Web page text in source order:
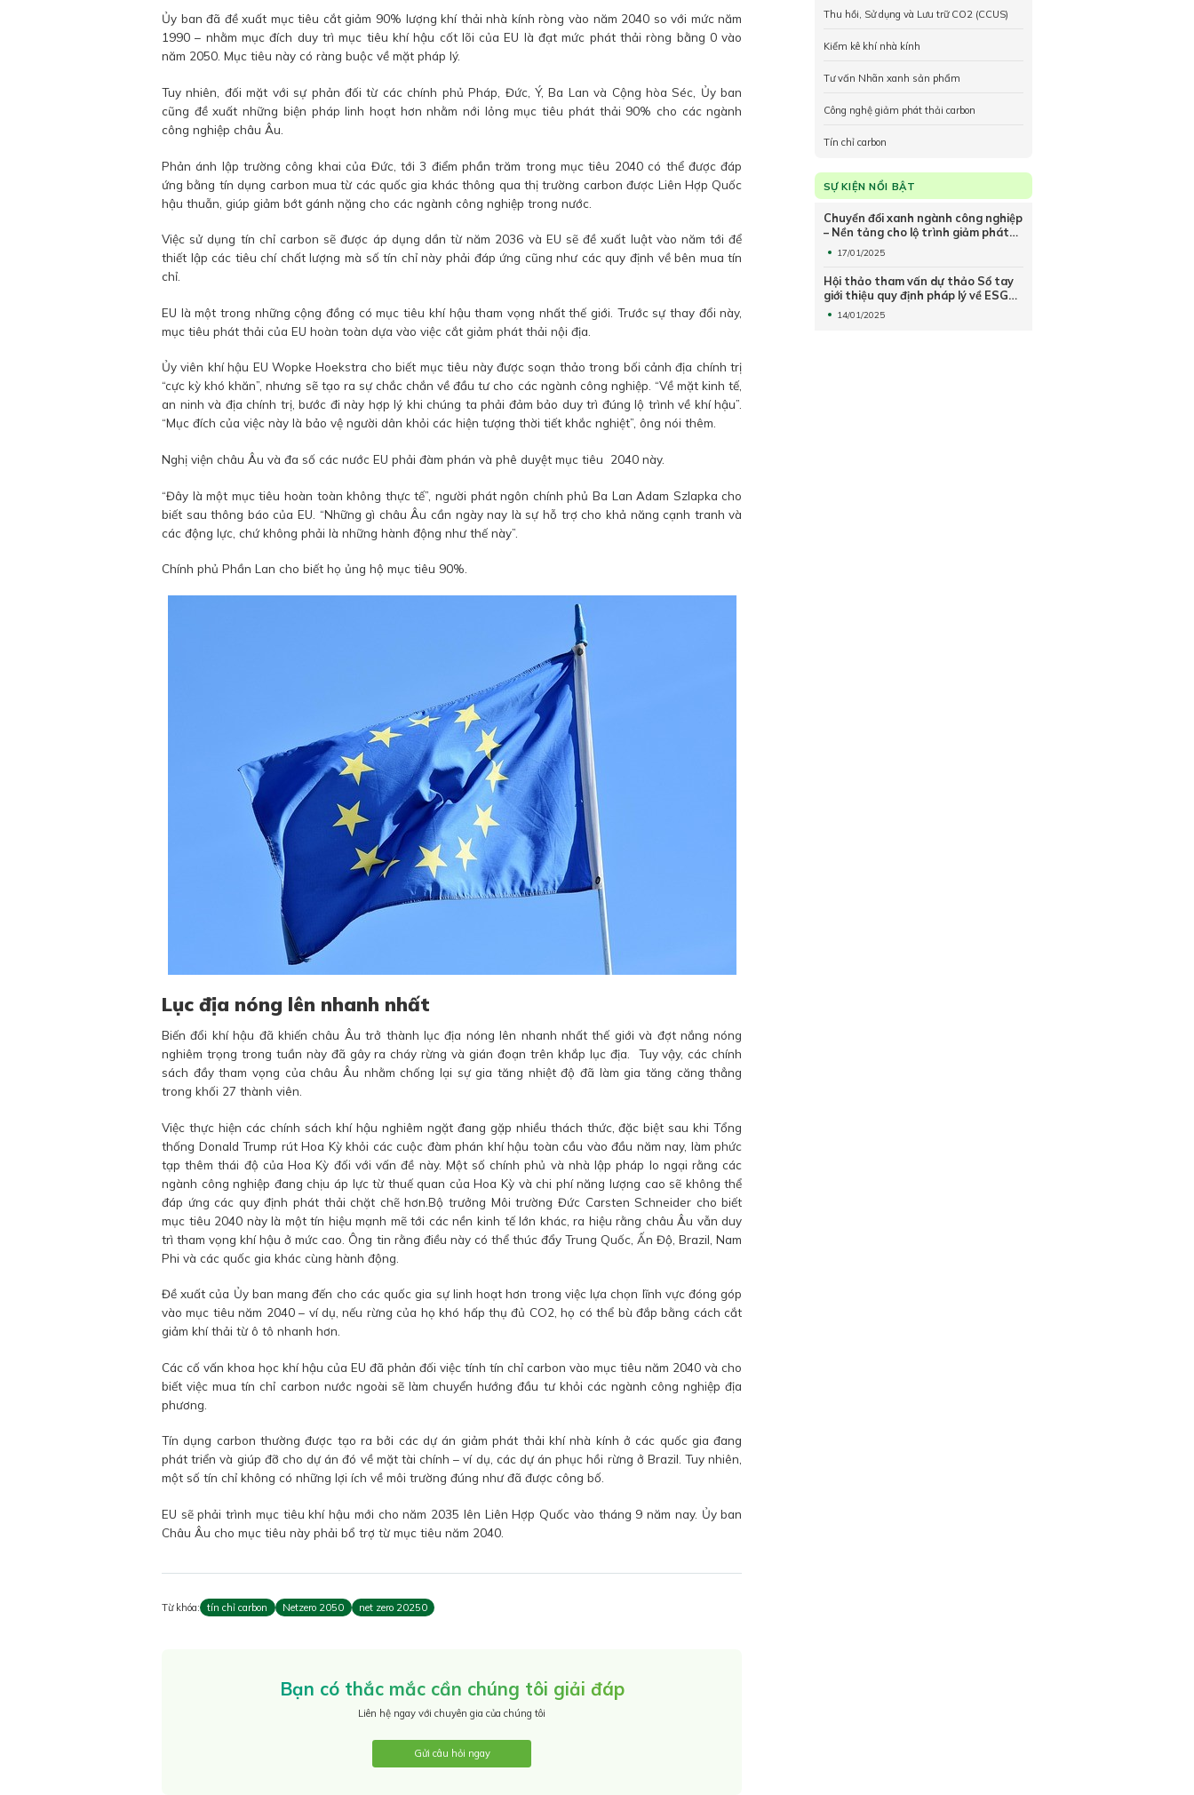
Ủy ban đã đề xuất mục tiêu cắt giảm 90% lượng khí thải nhà kính ròng vào năm 2040 so với mức năm
1990 – nhằm mục đích duy trì mục tiêu khí hậu cốt lõi của EU là đạt mức phát thải ròng bằng 0 vào
năm 2050. Mục tiêu này có ràng buộc về mặt pháp lý.
Tuy nhiên, đối mặt với sự phản đối từ các chính phủ Pháp, Đức, Ý, Ba Lan và Cộng hòa Séc, Ủy ban
cũng đề xuất những biện pháp linh hoạt hơn nhằm nới lỏng mục tiêu phát thải 90% cho các ngành
công nghiệp châu Âu.
Phản ánh lập trường công khai của Đức, tới 3 điểm phần trăm trong mục tiêu 2040 có thể được đáp
ứng bằng tín dụng carbon mua từ các quốc gia khác thông qua thị trường carbon được Liên Hợp Quốc
hậu thuẫn, giúp giảm bớt gánh nặng cho các ngành công nghiệp trong nước.
Việc sử dụng tín chỉ carbon sẽ được áp dụng dần từ năm 2036 và EU sẽ đề xuất luật vào năm tới để
thiết lập các tiêu chí chất lượng mà số tín chỉ này phải đáp ứng cũng như các quy định về bên mua tín
chỉ.
EU là một trong những cộng đồng có mục tiêu khí hậu tham vọng nhất thế giới. Trước sự thay đổi này,
mục tiêu phát thải của EU hoàn toàn dựa vào việc cắt giảm phát thải nội địa.
Ủy viên khí hậu EU Wopke Hoekstra cho biết mục tiêu này được soạn thảo trong bối cảnh địa chính trị
“cực kỳ khó khăn”, nhưng sẽ tạo ra sự chắc chắn về đầu tư cho các ngành công nghiệp. “Về mặt kinh tế,
an ninh và địa chính trị, bước đi này hợp lý khi chúng ta phải đảm bảo duy trì đúng lộ trình về khí hậu”.
“Mục đích của việc này là bảo vệ người dân khỏi các hiện tượng thời tiết khắc nghiệt”, ông nói thêm.
Nghị viện châu Âu và đa số các nước EU phải đàm phán và phê duyệt mục tiêu 2040 này.
“Đây là một mục tiêu hoàn toàn không thực tế”, người phát ngôn chính phủ Ba Lan Adam Szlapka cho
biết sau thông báo của EU. “Những gì châu Âu cần ngày nay là sự hỗ trợ cho khả năng cạnh tranh và
các động lực, chứ không phải là những hành động như thế này”.
Chính phủ Phần Lan cho biết họ ủng hộ mục tiêu 90%.
Lục địa nóng lên nhanh nhất
Biến đổi khí hậu đã khiến châu Âu trở thành lục địa nóng lên nhanh nhất thế giới và đợt nắng nóng
nghiêm trọng trong tuần này đã gây ra cháy rừng và gián đoạn trên khắp lục địa. Tuy vậy, các chính
sách đầy tham vọng của châu Âu nhằm chống lại sự gia tăng nhiệt độ đã làm gia tăng căng thẳng
trong khối 27 thành viên.
Việc thực hiện các chính sách khí hậu nghiêm ngặt đang gặp nhiều thách thức, đặc biệt sau khi Tổng
thống Donald Trump rút Hoa Kỳ khỏi các cuộc đàm phán khí hậu toàn cầu vào đầu năm nay, làm phức
tạp thêm thái độ của Hoa Kỳ đối với vấn đề này. Một số chính phủ và nhà lập pháp lo ngại rằng các
ngành công nghiệp đang chịu áp lực từ thuế quan của Hoa Kỳ và chi phí năng lượng cao sẽ không thể
đáp ứng các quy định phát thải chặt chẽ hơn.Bộ trưởng Môi trường Đức Carsten Schneider cho biết
mục tiêu 2040 này là một tín hiệu mạnh mẽ tới các nền kinh tế lớn khác, ra hiệu rằng châu Âu vẫn duy
trì tham vọng khí hậu ở mức cao. Ông tin rằng điều này có thể thúc đẩy Trung Quốc, Ấn Độ, Brazil, Nam
Phi và các quốc gia khác cùng hành động.
Đề xuất của Ủy ban mang đến cho các quốc gia sự linh hoạt hơn trong việc lựa chọn lĩnh vực đóng góp
vào mục tiêu năm 2040 – ví dụ, nếu rừng của họ khó hấp thụ đủ CO2, họ có thể bù đắp bằng cách cắt
giảm khí thải từ ô tô nhanh hơn.
Các cố vấn khoa học khí hậu của EU đã phản đối việc tính tín chỉ carbon vào mục tiêu năm 2040 và cho
biết việc mua tín chỉ carbon nước ngoài sẽ làm chuyển hướng đầu tư khỏi các ngành công nghiệp địa
phương.
Tín dụng carbon thường được tạo ra bởi các dự án giảm phát thải khí nhà kính ở các quốc gia đang
phát triển và giúp đỡ cho dự án đó về mặt tài chính – ví dụ, các dự án phục hồi rừng ở Brazil. Tuy nhiên,
một số tín chỉ không có những lợi ích về môi trường đúng như đã được công bố.
EU sẽ phải trình mục tiêu khí hậu mới cho năm 2035 lên Liên Hợp Quốc vào tháng 9 năm nay. Ủy ban
Châu Âu cho mục tiêu này phải bổ trợ từ mục tiêu năm 2040.
Từ khóa: tín chỉ carbon Netzero 2050 net zero 20250
Bạn có thắc mắc cần chúng tôi giải đáp
Liên hệ ngay với chuyên gia của chúng tôi
Gửi câu hỏi ngay
Thu hồi, Sử dụng và Lưu trữ CO2 (CCUS)
Kiểm kê khí nhà kính
Tư vấn Nhãn xanh sản phẩm
Công nghệ giảm phát thải carbon
Tín chỉ carbon
SỰ KIỆN NỔI BẬT
Chuyển đổi xanh ngành công nghiệp
– Nền tảng cho lộ trình giảm phát
thải khí nhà kính
17/01/2025
Hội thảo tham vấn dự thảo Sổ tay
giới thiệu quy định pháp lý về ESG
năm 2024 và Báo cáo đánh giá mức
độ thực hành ESG trong doanh
14/01/2025